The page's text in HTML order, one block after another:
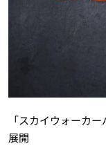
「スカイウォーカ
展開